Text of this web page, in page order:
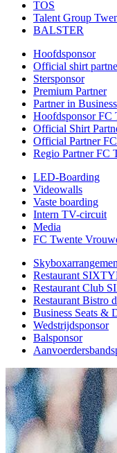
TOS
Talent Group
BALSTER
Hoofdsponsor
Official shirt
Stersponsor
Premium Partner
Partner in Business
Hoofdsponsor FC
Official Shirt
Official Partner
Regio Partner FC
LED-Boarding
Videowalls
Vaste boarding
Intern TV-circuit
Media
FC Twente
Restaurant
Restaurant Club
Restaurant Bistro
Business Seats &
Wedstrijdsponsor
Balsponsor